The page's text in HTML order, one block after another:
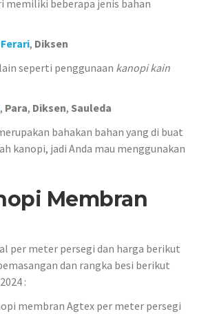
memiliki beberapa jenis bahan
, Diksen
seperti penggunaan kanopi kain
, Para, Diksen, Sauleda
bahakan bahan yang di buat
kanopi, jadi Anda mau menggunakan
Membran
per meter persegi dan harga berikut
dan rangka besi berikut
:
membran Agtex per meter persegi